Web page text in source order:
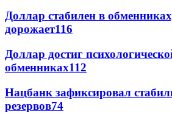
Доллар стабилен в
дорожает116
Доллар достиг
обменниках112
Нацбанк зафиксировал
резервов74